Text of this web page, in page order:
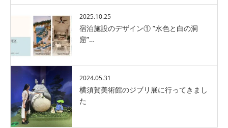
2025.10.25
宿泊施設のデザイン① ”水色と白の洞
窟”…
2024.05.31
横須賀美術館のジブリ展に行ってきまし
た